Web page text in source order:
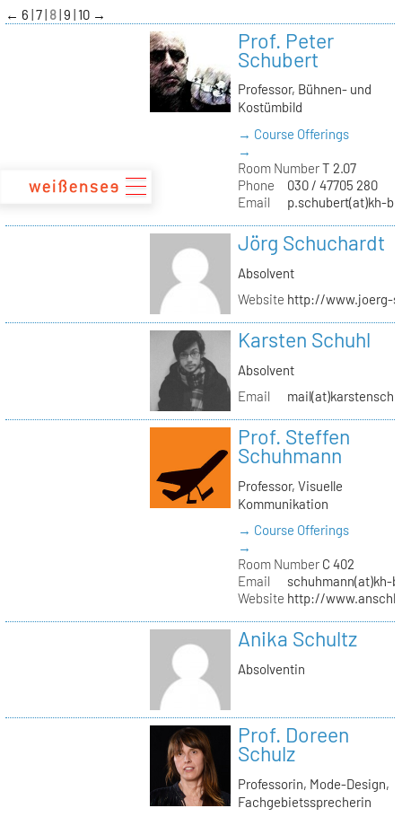
zum
Inhalt
← 6 7 8 9 10 →
Prof. Peter
Schubert
Professor, Bühnen- und
Kostümbild
→ Course Offerings
→
Room NumberT 2.07
Phone
030 / 47705 280
Email
p.schubert(at)kh-
Jörg Schuchardt
Absolvent
Website http://www.joerg-
Karsten Schuhl
Absolvent
Email
Prof. Steffen
Schuhmann
Professor, Visuelle
Kommunikation
→ Course Offerings
→
Room NumberC 402
Email
schuhmann(at)kh-
Website http://
Anika Schultz
Absolventin
Prof. Doreen
Schulz
Professorin, Mode-Design,
Fachgebietssprecherin